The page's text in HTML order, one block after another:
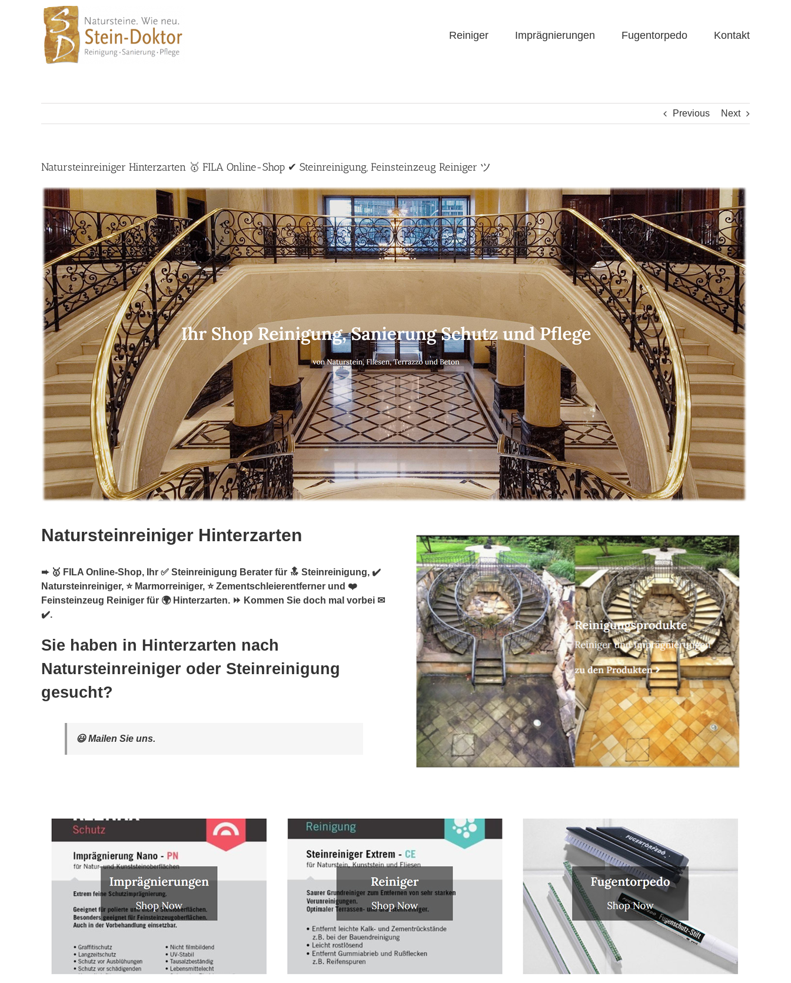
Reiniger Imprägnierungen Fugentorpedo Kontakt
Previous Next
Natursteinreiniger Hinterzarten 🥇 FILA Online-Shop ✔ Steinreinigung, Feinsteinzeug Reiniger ツ
Natursteinreiniger Hinterzarten
➨ 🥇 FILA Online-Shop, Ihr ✅ Steinreinigung Berater für 🔝 Steinreinigung, ✔️
Natursteinreiniger, ⭐ Marmorreiniger, ⭐ Zementschleierentferner und ❤️
Feinsteinzeug Reiniger für 🌍 Hinterzarten. ⏩ Kommen Sie doch mal vorbei ✉
✔️.
Sie haben in Hinterzarten nach
Natursteinreiniger oder Steinreinigung
gesucht?
😃 Mailen Sie uns.